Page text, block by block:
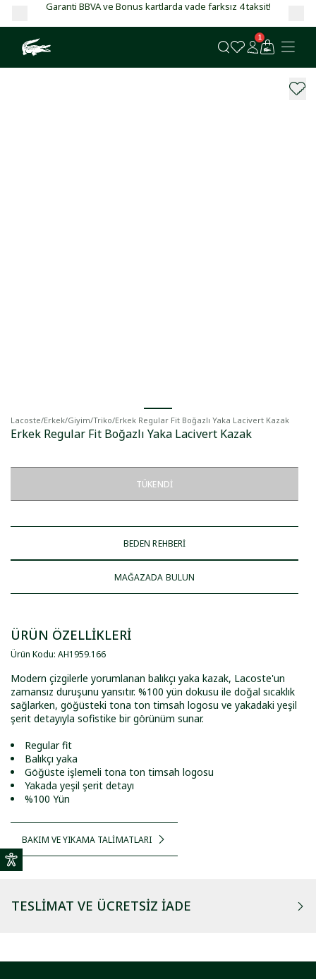
Garanti BBVA ve Bonus kartlarda vade farksız 4 taksit!
1
Lacoste/Erkek/Giyim/Triko/Erkek Regular Fit Boğazlı Yaka Lacivert Kazak
Erkek Regular Fit Boğazlı Yaka Lacivert Kazak
TÜKENDI
BEDEN REHBERİ
MAĞAZADA BULUN
ÜRÜN ÖZELLİKLERİ
Ürün Kodu: AH1959.166
Modern çizgilerle yorumlanan balıkçı yaka kazak, Lacoste'un
zamansız duruşunu yansıtır. %100 yün dokusu ile doğal sıcaklık
sağlarken, göğüsteki tona ton timsah logosu ve yakadaki yeşil
şerit detayıyla sofistike bir görünüm sunar.
Regular fit
Balıkçı yaka
Göğüste işlemeli tona ton timsah logosu
Yakada yeşil şerit detayı
%100 Yün
BAKIM VE YIKAMA TALİMATLARI
TESLIMAT VE ÜCRETSIZ İADE